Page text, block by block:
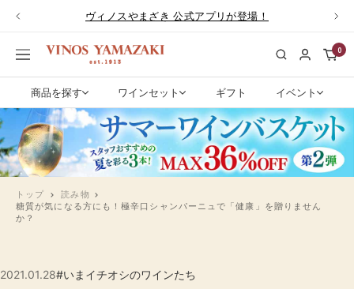
ツ
ス
キ
ッ
プ
戻
ヴィノスやまざき 公式アプリが登場！
次
ナ
ビ
ー
シ
ョ
ン
ワ
ン
専
門
店
ヴ
ィ
ノ
ス
き|
0
商品を探す ワインセット ギフト イベント
トップ
読み物
糖質が気になる方にも！極辛口シャンパーニュで「健康」を贈りません
か？
2021.01.28#いまイチオシのワインたち